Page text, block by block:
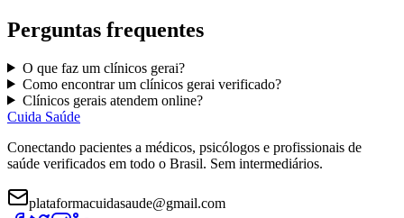
Perguntas frequentes
O que faz um clínicos gerai?
Como encontrar um clínicos gerai verificado?
Clínicos geraisatendem online?
Cuida Saúde
Conectando pacientes a médicos, psicólogos e profissionais de
saúde verificados em todo o Brasil. Sem intermediários.
plataformacuidasaude@gmail.com